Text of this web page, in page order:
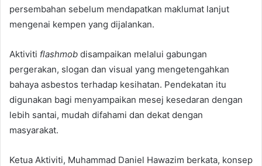
persembahan sebelum mendapatkan maklumat lanjut
mengenai kempen yang dijalankan.
Aktiviti flashmob disampaikan melalui gabungan
pergerakan, slogan dan visual yang mengetengahkan
bahaya asbestos terhadap kesihatan. Pendekatan itu
digunakan bagi menyampaikan mesej kesedaran dengan
lebih santai, mudah difahami dan dekat dengan
masyarakat.
Ketua Aktiviti, Muhammad Daniel Hawazim berkata, konsep